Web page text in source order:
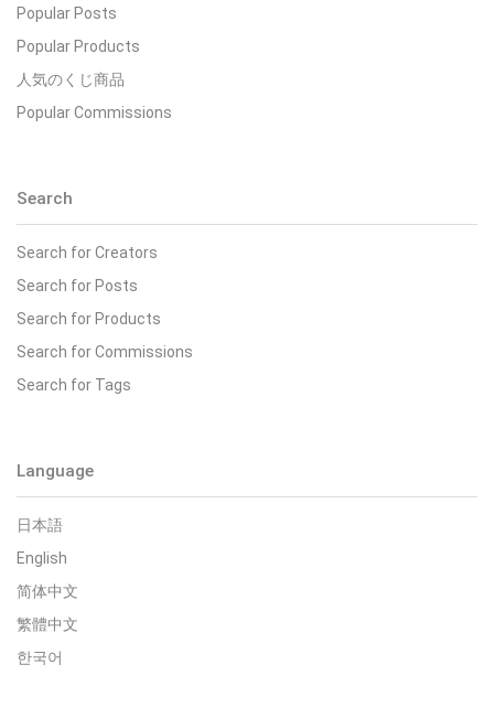
Popular Posts
Popular Products
人気のくじ商品
Popular Commissions
Search
Search for Creators
Search for Posts
Search for Products
Search for Commissions
Search for Tags
Language
日本語
English
简体中文
繁體中文
한국어